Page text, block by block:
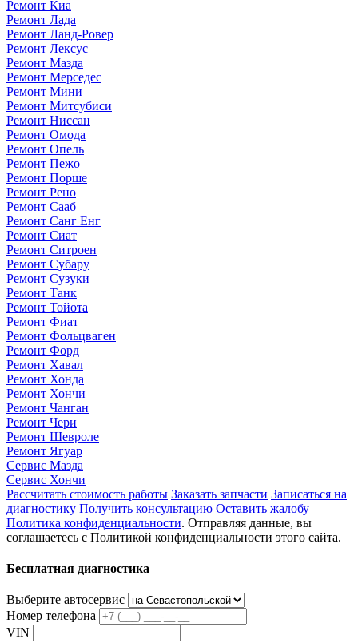
Ремонт Киа
Ремонт Лада
Ремонт Ланд-Ровер
Ремонт Лексус
Ремонт Мазда
Ремонт Мерседес
Ремонт Мини
Ремонт Митсубиси
Ремонт Ниссан
Ремонт Омода
Ремонт Опель
Ремонт Пежо
Ремонт Порше
Ремонт Рено
Ремонт Сааб
Ремонт Санг Енг
Ремонт Сиат
Ремонт Ситроен
Ремонт Субару
Ремонт Сузуки
Ремонт Танк
Ремонт Тойота
Ремонт Фиат
Ремонт Фольцваген
Ремонт Форд
Ремонт Хавал
Ремонт Хонда
Ремонт Хончи
Ремонт Чанган
Ремонт Чери
Ремонт Шевроле
Ремонт Ягуар
Сервис Мазда
Сервис Хончи
Рассчитать стоимость работы Заказать запчасти Записаться на
диагностику Получить консультацию Оставить жалобу
Политика конфиденциальности. Отправляя данные, вы
соглашаетесь с Политикой конфиденциальности этого сайта.
Бесплатная диагностика
Выберите автосервис
Номер телефона
VIN